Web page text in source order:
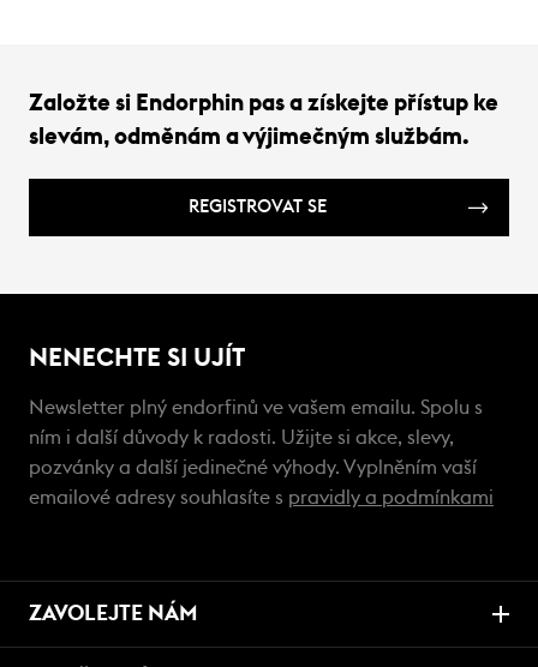
Založte si Endorphin pas a získejte přístup ke
slevám, odměnám a výjimečným službám.
REGISTROVAT SE
NENECHTE SI UJÍT
Newsletter plný endorfinů ve vašem emailu. Spolu s
ním i další důvody k radosti. Užijte si akce, slevy,
pozvánky a další jedinečné výhody. Vyplněním vaší
emailové adresy souhlasíte s pravidly a podmínkami
ZAVOLEJTE NÁM